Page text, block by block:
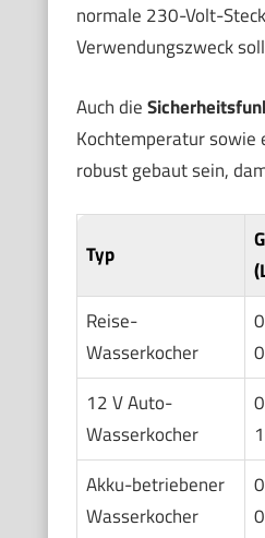
normale 230-Volt-
Verwendungszweck
Auch die
Kochtemperatur sowie
robust gebaut sein,
Typ
Reise-
Wasserkocher
12 V Auto-
Wasserkocher
Akku-betriebener
Wasserkocher